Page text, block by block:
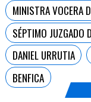
MINISTRA VOCERA
SÉPTIMO JUZGADO
DANIEL URRUTIA
BENFICA